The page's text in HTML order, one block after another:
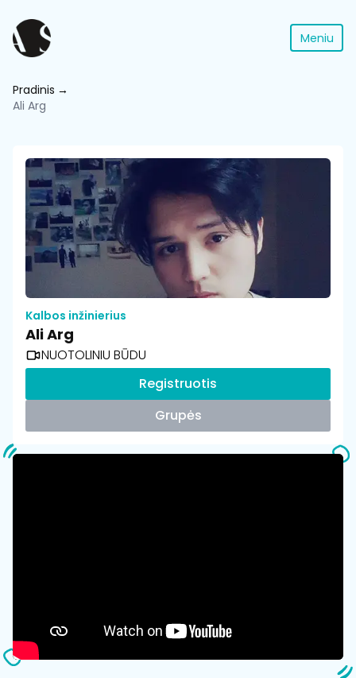
Meniu
Pradinis
Ali Arg
Kalbos inžinierius
Ali Arg
NUOTOLINIU BŪDU
Registruotis
Grupės